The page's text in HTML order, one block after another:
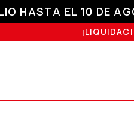
HASTA EL 10 DE